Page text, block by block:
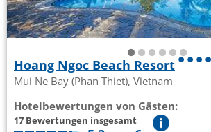
Hoang Ngoc Beach Resort
Mui Ne Bay (Phan Thiet), Vietnam
Hotelbewertungen von Gästen:
17 Bewertungen insgesamt